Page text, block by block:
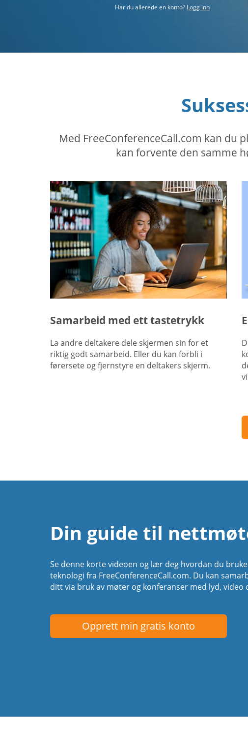
Har du allerede en konto? Logg inn
Med FreeConferenceCall.com kan du
kan forvente den samme
Samarbeid med ett tastetrykk
La andre deltakere dele skjermen sin for et
riktig godt samarbeid. Eller du kan forbli i
førersete og fjernstyre en deltakers skjerm.
Din guide til
Se denne korte videoen og lær deg hvordan du
teknologi fra FreeConferenceCall.com. Du kan
ditt via bruk av møter og konferanser med lyd, video
Opprett min gratis konto